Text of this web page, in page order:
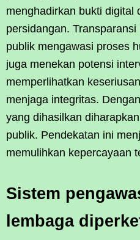
menghadirkan bukti digital
persidangan.
publik mengawasi proses
juga menekan potensi
memperlihatkan
menjaga integritas.
yang dihasilkan
publik. Pendekatan ini
memulihkan kepercayaan
Sistem
lembaga